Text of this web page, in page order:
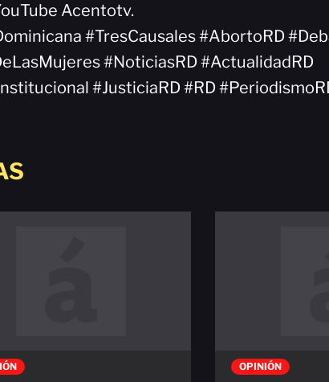
Acentotv.
#TresCausales #AbortoRD
#NoticiasRD #ActualidadRD
#JusticiaRD #RD
OPINIÓN